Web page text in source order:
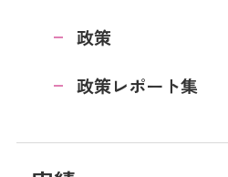
政策
政策レポート集